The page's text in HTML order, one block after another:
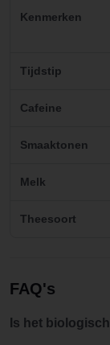
Kenmerken
Tijdstip
Cafeine
Smaaktonen
Melk
Theesoort
FAQ's
Is het